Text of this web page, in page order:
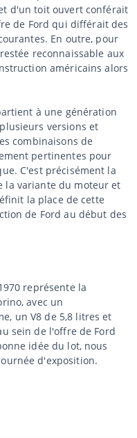
d'un toit ouvert conférait
de Ford qui différait des
En outre, pour
reconnaissable aux
américains alors
à une génération
versions et
combinaisons de
pertinentes pour
C'est précisément la
la variante du moteur et
la place de cette
de Ford au début des
représente la
avec un
un V8 de 5,8 litres et
sein de l'offre de Ford
idée du lot, nous
d'exposition.